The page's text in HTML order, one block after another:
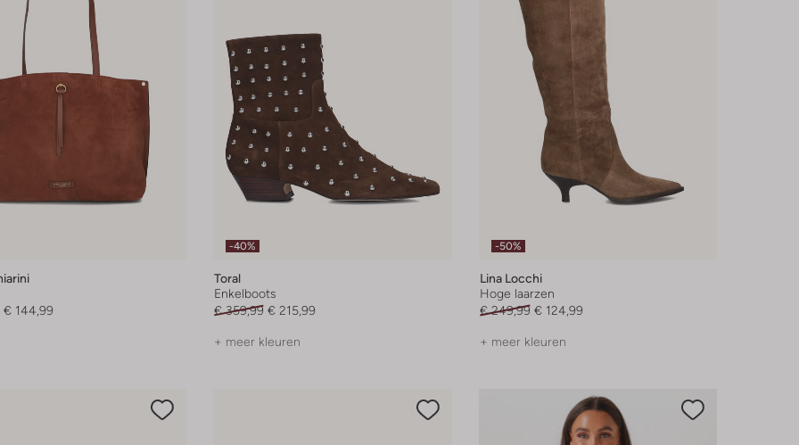
€ 144,99
-40%
Toral
Enkelboots
€ 359,99 € 215,99
+ meer kleuren
-50%
Lina Locchi
Hoge laarzen
€ 249,99 € 124,99
+ meer kleuren